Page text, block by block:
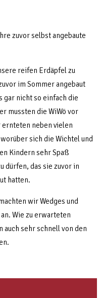
zuvor selbst angebaute
reifen Erdäpfel zu
im Sommer angebaut
gar nicht so einfach die
mussten die WiWö vor
neben vielen
sich die Wichtel und
Kindern sehr Spaß
dürfen, das sie zuvor in
hatten.
wir Wedges und
Wie zu erwarteten
auch sehr schnell von den